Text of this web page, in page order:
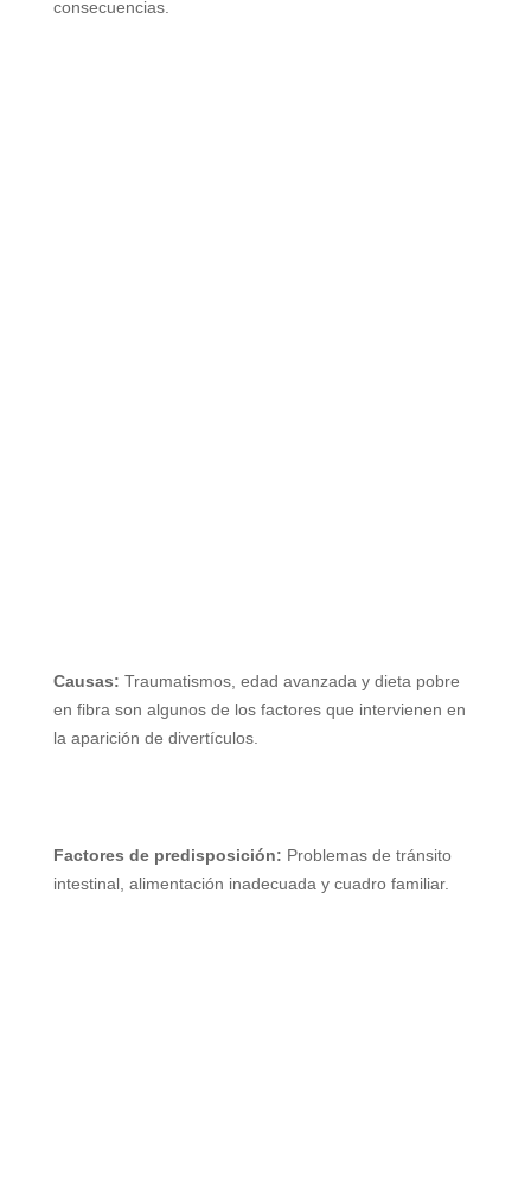
consecuencias.
Causas: Traumatismos, edad avanzada y dieta pobre
en fibra son algunos de los factores que intervienen en
la aparición de divertículos.
Factores de predisposición: Problemas de tránsito
intestinal, alimentación inadecuada y cuadro familiar.